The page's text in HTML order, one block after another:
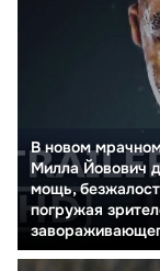
В новом
Милла Йовович
мощь,
погружая